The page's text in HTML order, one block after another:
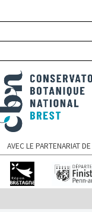
Conservatoire botanique national de
AVEC LE PARTENARIAT DE
Région Bretagne Finistère